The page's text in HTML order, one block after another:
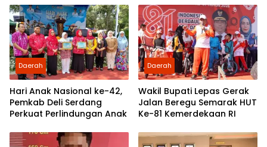
Pengabdian kepada
Rakyat
Morawa
Daerah
Hari Anak Nasional ke-42,
Pemkab Deli Serdang
Perkuat Perlindungan Anak
Daerah
Wakil Bupati Lepas Gerak
Jalan Beregu Semarak HUT
Ke-81 Kemerdekaan RI